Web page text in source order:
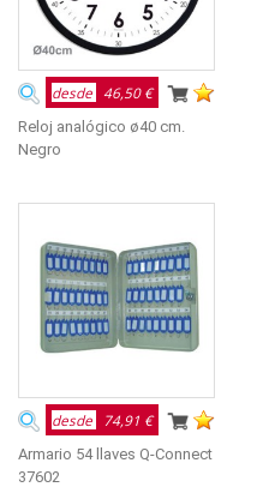
desde 46,50 €
Reloj analógico ø40 cm.
Negro
desde 74,91 €
Armario 54 llaves Q-Connect
37602